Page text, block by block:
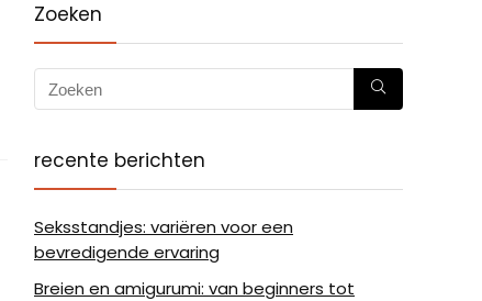
Zoeken
recente berichten
Seksstandjes: variëren voor een
bevredigende ervaring
Breien en amigurumi: van beginners tot